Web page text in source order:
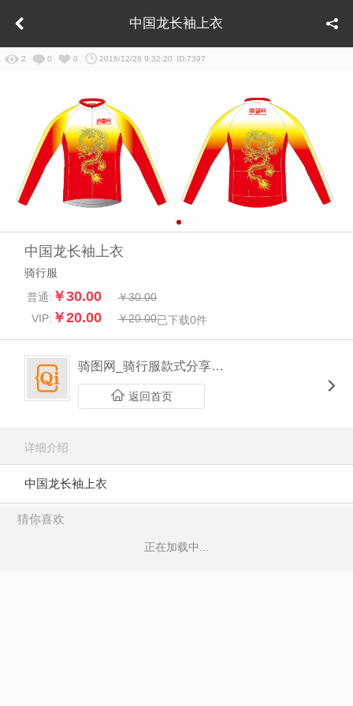
中国龙长袖上衣
2 0 0 2016/12/28 9:32:20 ID:7397
中国龙长袖上衣
骑行服
普通: ￥30.00
￥30.00
VIP: ￥20.00 ￥20.00已下载0件
骑图网_骑行服款式分享平台
返回首页
详细介绍
中国龙长袖上衣
猜你喜欢
正在加载中...